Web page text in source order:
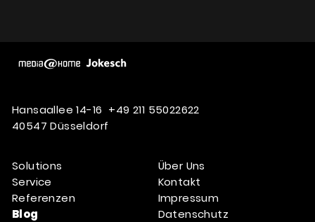
Hansaallee 14-16
40547 Düsseldorf
+49 211 55022622
Solutions
Service
Referenzen
Blog
Über Uns
Kontakt
Impressum
Datenschutz